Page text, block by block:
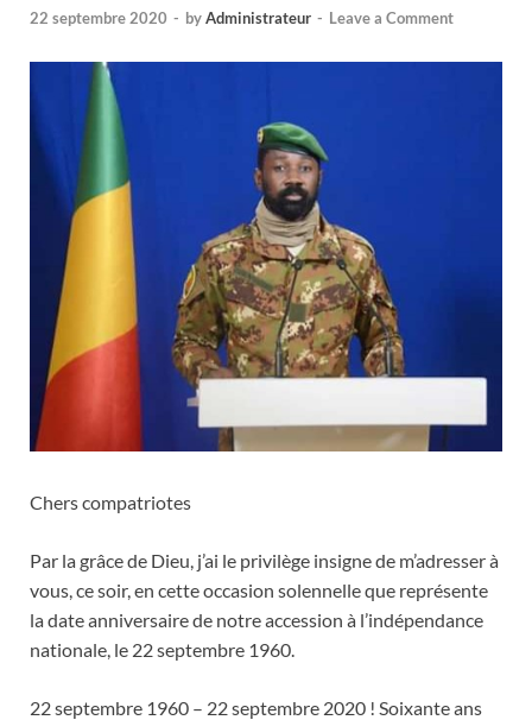
22 septembre 2020 - byAdministrateur - Leave a Comment
Chers compatriotes
Par la grâce de Dieu, j’ai le privilège insigne de m’adresser à
vous, ce soir, en cette occasion solennelle que représente
la date anniversaire de notre accession à l’indépendance
nationale, le 22 septembre 1960.
22 septembre 1960 – 22 septembre 2020 ! Soixante ans